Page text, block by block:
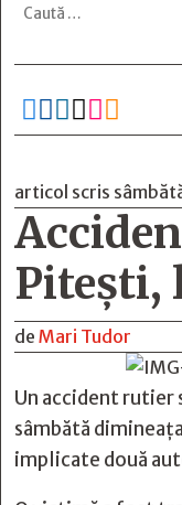
     
articol scris
Pitești,
de Mari Tudor
Un accident
sâmbătă
implicate două